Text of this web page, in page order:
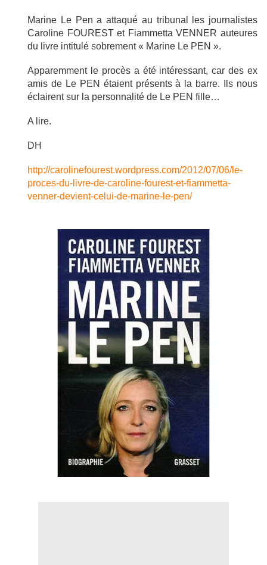
Marine Le Pen a attaqué au tribunal les journalistes
Caroline FOUREST et Fiammetta VENNER auteures
du livre intitulé sobrement « Marine Le PEN ».
Apparemment le procès a été intéressant, car des ex
amis de Le PEN étaient présents à la barre. Ils nous
éclairent sur la personnalité de Le PEN fille…
A lire.
DH
http://carolinefourest.wordpress.com/2012/07/06/le-
proces-du-livre-de-caroline-fourest-et-fiammetta-
venner-devient-celui-de-marine-le-pen/